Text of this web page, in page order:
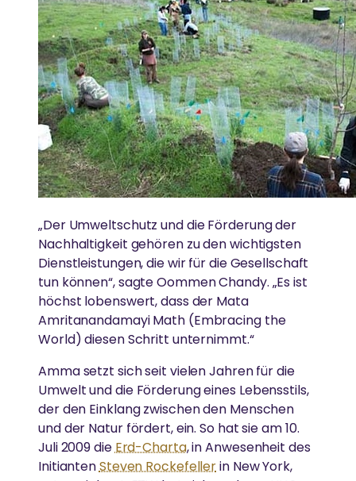
Ammas Umweltinitiative wirkt in über 15 Ländern.
AMRITAPURI
Ammas Ashram in Südindien.
Kultur bewahren
GLEICHSTELLUNG DER GESCHLECHTER &
STÄRKUNG VON FRAUEN
Abbau von Barrieren für die soziale, emotionale und
wirtschaftliche Stärkung von Frauen
ESSEN, WASSER & OBDACH
Ammas Traum: Jeder Mensch soll ohne Angst
schlafen und satt werden können
Spirituelle Praxis
MEHR
Spenden
News
„Der Umweltschutz und die Förderung der
Nachhaltigkeit gehören zu den wichtigsten
Dienstleistungen, die wir für die Gesellschaft
tun können“, sagte Oommen Chandy. „Es ist
höchst lobenswert, dass der Mata
Amritanandamayi Math (Embracing the
World) diesen Schritt unternimmt.“
Amma setzt sich seit vielen Jahren für die
Umwelt und die Förderung eines Lebensstils,
der den Einklang zwischen den Menschen
und der Natur fördert, ein. So hat sie am 10.
Juli 2009 dieErd-Charta, in Anwesenheit des
InitiantenSteven Rockefellerin New York,